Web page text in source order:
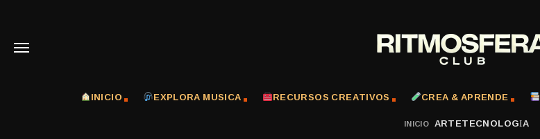
INICIO EXPLORA MUSICA RECURSOS CREATIVOS CREA & APRENDE
INICIO ARTETECNOLOGÍA